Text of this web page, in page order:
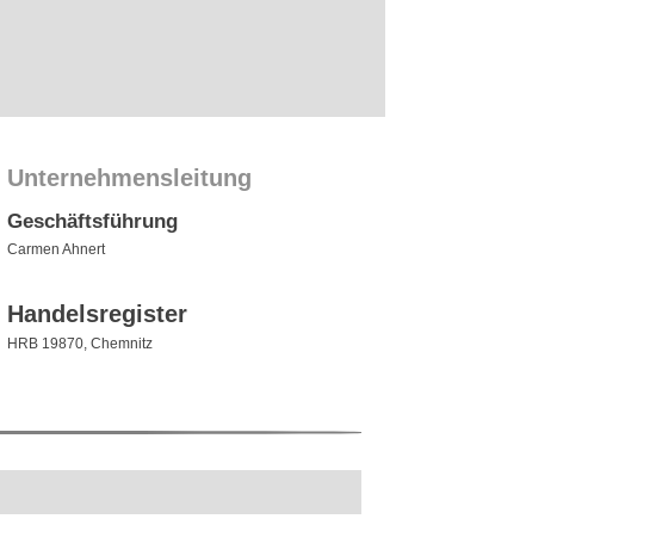
Unternehmensleitung
Geschäftsführung
Carmen Ahnert
Handelsregister
HRB 19870, Chemnitz